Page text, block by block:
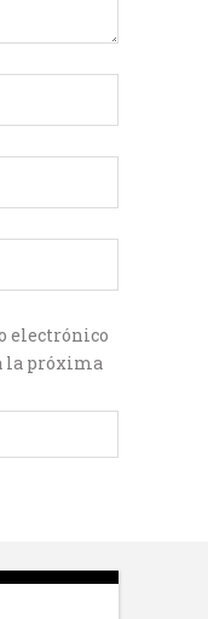
electrónico
la próxima